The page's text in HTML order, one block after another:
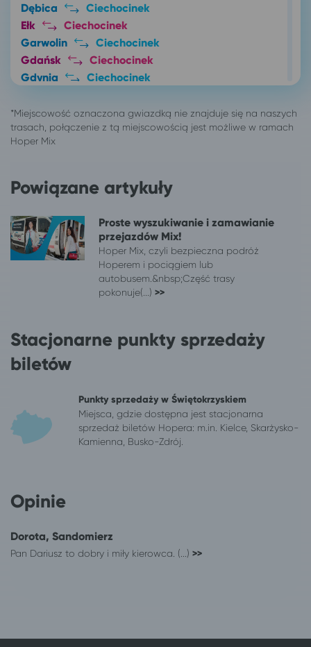
Dębica
Ciechocinek
Ełk
Ciechocinek
Garwolin
Ciechocinek
Gdańsk
Ciechocinek
Gdynia
Ciechocinek
Gliwice
Ciechocinek
Głogów
Ciechocinek
Gniezno
Grudziądz
Ciechocinek
Iława
Ciechocinek
Inowrocław
Ciechocinek
Jarosław
Ciechocinek
Jastrzębia Góra
Ciechocinek
Ciechocinek
Ciechocinek
Kazimierz Dolny
Ciechocinek
Kępno
Kielce
Ciechocinek
Kołobrzeg
Ciechocinek
Konin
Ciechocinek
Kraków
Krasnystaw
Kutno
Ciechocinek
Powiązane artykuły
Proste wyszukiwanie i zamawianie
przejazdów Mix!
Hoper Mix, czyli bezpieczna podróż
Hoperem i pociągiem lub
autobusem.&nbsp;Część trasy
pokonuje(...) >>
Stacjonarne punkty sprzedaży
biletów
Punkty sprzedaży w Świętokrzyskiem
Miejsca, gdzie dostępna jest stacjonarna
sprzedaż biletów Hopera: m.in. Kielce, Skarżysko-
Kamienna, Busko-Zdrój.
Opinie
Dorota, Sandomierz
Pan Dariusz to dobry i miły kierowca. (...) >>